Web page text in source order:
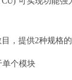
，提供2种规格的
单个模块